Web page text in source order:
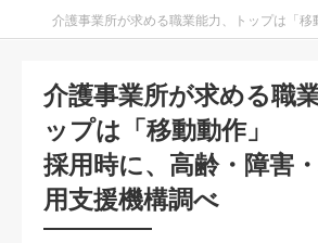
介護事業所が求める職業能力、トップは「移
介護事業所が求める職
ップは「移動動作」
採用時に、高齢・障害
用支援機構調べ